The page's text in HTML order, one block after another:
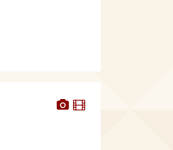
DieserDieser